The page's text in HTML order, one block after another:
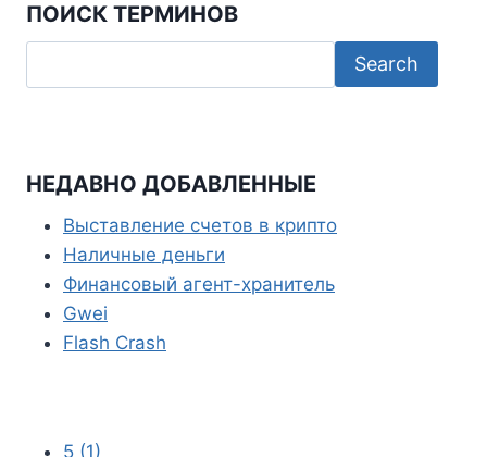
o
k
t
r
t
A
e
e
a
ПОИСК ТЕРМИНОВ
НЕДАВНО ДОБАВЛЕННЫЕ
Выставление счетов в крипто
Наличные деньги
Финансовый агент-хранитель
Gwei
Flash Crash
5 (1)